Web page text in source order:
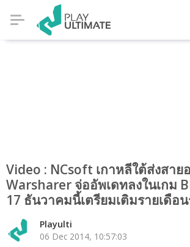
Video : NCsoft เกาหลีใต้ส่งสา
Warsharer จ่ออัพเดทลงในเกม
17 ธันวาคมนี้เตรียมเติมรายเดือ
Playulti
06 Dec 2014, 10:57:03